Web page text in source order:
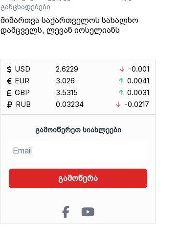
განცხადებები
მიმართვა საქართველოს სახალხო
დამცველს, ლევან იოსელიანს
USD
EUR
GBP
RUB
2.6229
3.026
3.5315
0.03234
-0.001
0.0041
0.0031
-0.0217
ᲒᲐᲛᲝᲘᲬᲔᲠᲔᲗ ᲡᲘᲐᲮᲚᲔᲔᲑᲘ
გამოწერა